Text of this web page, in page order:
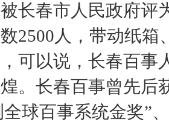
长春市人民政府评
2500人，带动纸
可以说，长春百
。长春百事曾先后
全球百事系统金奖”